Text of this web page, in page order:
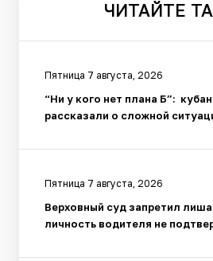
ЧИТАЙТЕ
Пятница 7 августа, 2026
“Ни у кого нет плана Б”:
рассказали о сложной
Пятница 7 августа, 2026
Верховный суд запретил
личность водителя не